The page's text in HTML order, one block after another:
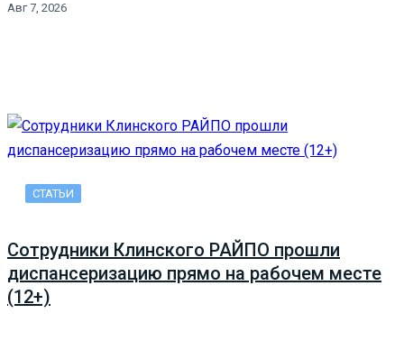
Авг 7, 2026
СТАТЬИ
Сотрудники Клинского РАЙПО прошли
диспансеризацию прямо на рабочем месте
(12+)